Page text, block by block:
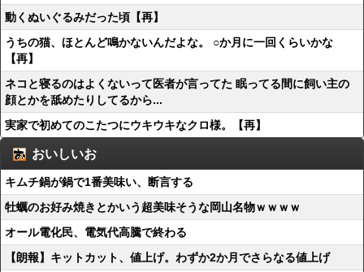
動くぬいぐるみだった頃【再】
うちの猫、ほとんど鳴かないんだよな。 ○か月に一回くらいかな
【再】
ネコと寝るのはよくないって医者が言ってた 眠ってる間に飼い主の
顔とかを舐めたりしてるから...
実家で初めてのこたつにウキウキなクロ様。【再】
おいしいお
キムチ鍋が鍋で1番美味い、断言する
牡蠣のお好み焼きとかいう超美味そうな岡山名物ｗｗｗｗ
オール電化民、電気代高騰で終わる
【朗報】キットカット、値上げ。わずか2か月でさらなる値上げ